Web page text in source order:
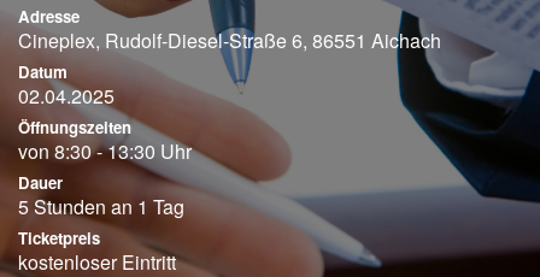
Adresse
Cineplex, Rudolf-Diesel-Straße 6, 86551 Aichach
Datum
02.04.2025
Öffnungszeiten
von 8:30 - 13:30 Uhr
Dauer
5 Stunden an 1 Tag
Ticketpreis
kostenloser Eintritt